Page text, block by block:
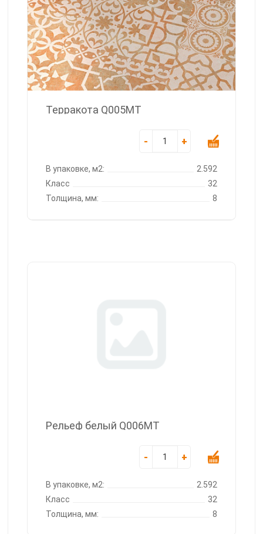
Терракота Q005MT
- +
В упаковке, м2:
2.592
Класс
32
Толщина, мм:
8
Рельеф белый Q006MT
- +
В упаковке, м2:
2.592
Класс
32
Толщина, мм:
8